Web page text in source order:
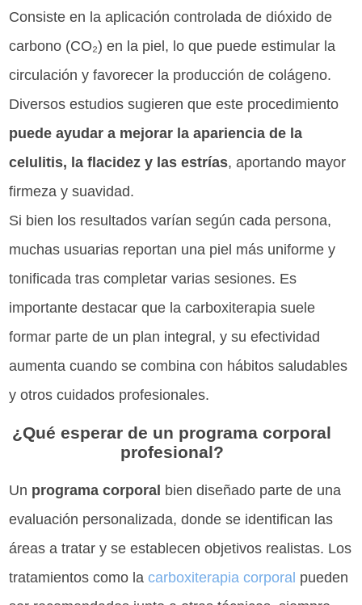
Consiste en la aplicación controlada de dióxido de
carbono (CO₂) en la piel, lo que puede estimular la
circulación y favorecer la producción de colágeno.
Diversos estudios sugieren que este procedimiento
puede ayudar a mejorar la apariencia de la
celulitis, la flacidez y las estrías, aportando mayor
firmeza y suavidad.
Si bien los resultados varían según cada persona,
muchas usuarias reportan una piel más uniforme y
tonificada tras completar varias sesiones. Es
importante destacar que la carboxiterapia suele
formar parte de un plan integral, y su efectividad
aumenta cuando se combina con hábitos saludables
y otros cuidados profesionales.
¿Qué esperar de un programa corporal
profesional?
Un programa corporal bien diseñado parte de una
evaluación personalizada, donde se identifican las
áreas a tratar y se establecen objetivos realistas. Los
tratamientos como lacarboxiterapia corporal pueden